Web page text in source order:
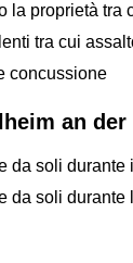
la proprietà tra
tra cui
concussione
an
da soli durante
da soli durante